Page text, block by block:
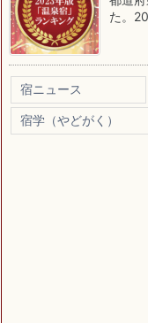
た。
宿ニュース
宿学（やどがく）